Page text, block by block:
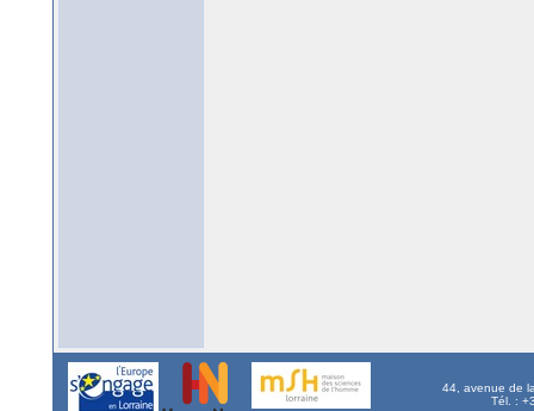
44, avenue de
Tél. :